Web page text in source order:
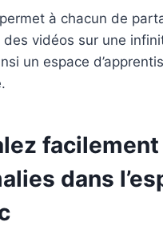
à chacun de
des vidéos sur une
un espace
dans